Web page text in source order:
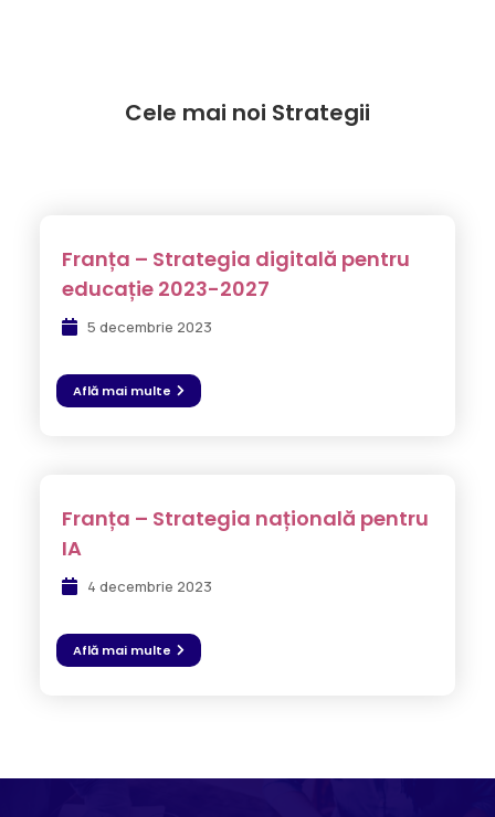
Cele mai noi Strategii
Franța – Strategia digitală pentru
educație 2023-2027
5 decembrie 2023
Află mai multe
Franța – Strategia națională pentru
IA
4 decembrie 2023
Află mai multe